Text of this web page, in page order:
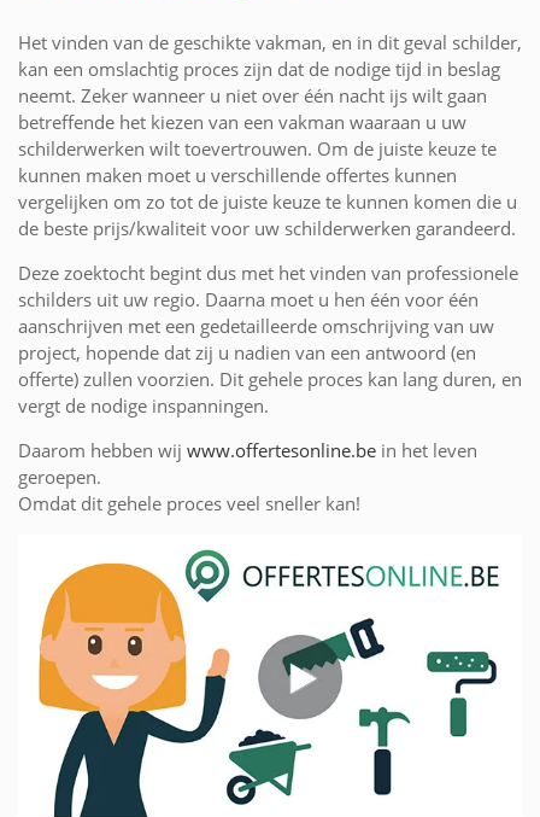
Het vinden van de geschikte vakman, en in dit geval schilder,
kan een omslachtig proces zijn dat de nodige tijd in beslag
neemt. Zeker wanneer u niet over één nacht ijs wilt gaan
betreffende het kiezen van een vakman waaraan u uw
schilderwerken wilt toevertrouwen. Om de juiste keuze te
kunnen maken moet u verschillende offertes kunnen
vergelijken om zo tot de juiste keuze te kunnen komen die u
de beste prijs/kwaliteit voor uw schilderwerken garandeerd.
Deze zoektocht begint dus met het vinden van professionele
schilders uit uw regio. Daarna moet u hen één voor één
aanschrijven met een gedetailleerde omschrijving van uw
project, hopende dat zij u nadien van een antwoord (en
offerte) zullen voorzien. Dit gehele proces kan lang duren, en
vergt de nodige inspanningen.
Daarom hebben wij www.offertesonline.be in het leven
geroepen.
Omdat dit gehele proces veel sneller kan!